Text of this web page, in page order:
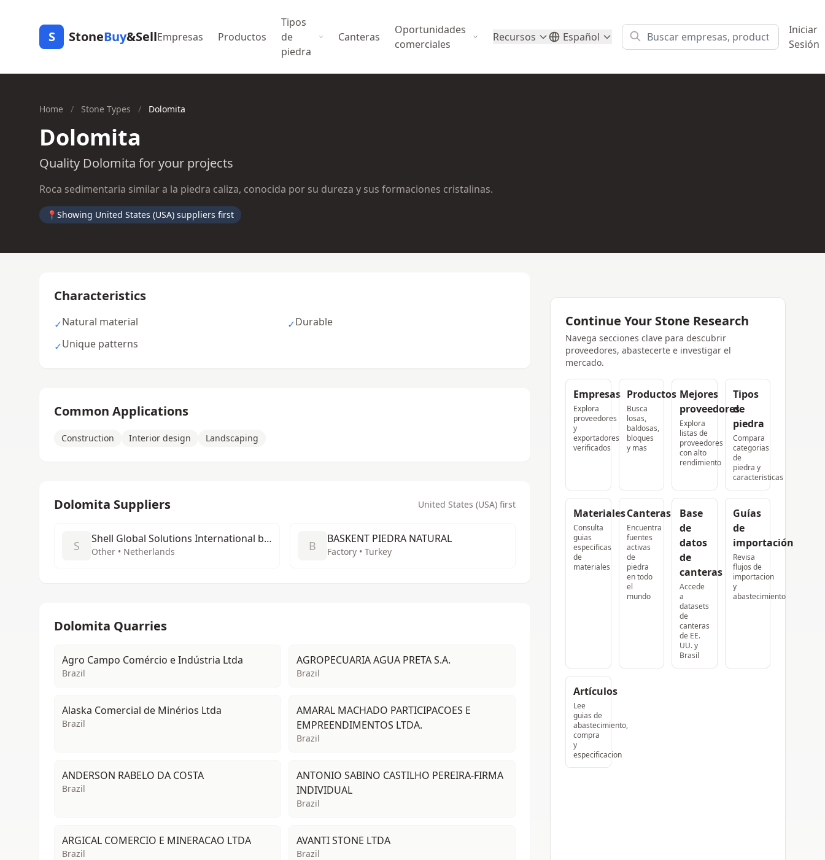
S StoneBuy&SellEmpresas Productos
Tipos
de
piedra
Canteras
Oportunidades
comerciales
Recursos Español
Iniciar
Sesión
Home / Stone Types / Dolomita
Dolomita
Quality Dolomita for your projects
Roca sedimentaria similar a la piedra caliza, conocida por su dureza y sus formaciones cristalinas.
📍 Showing United States (USA) suppliers first
Characteristics
✓Natural material ✓Durable
✓Unique patterns
Common Applications
Construction Interior design Landscaping
Dolomita Suppliers United States (USA) first
S Shell Global Solutions International b.v.
Other • Netherlands B BASKENT PIEDRA NATURAL
Factory • Turkey
Dolomita Quarries
Agro Campo Comércio e Indústria Ltda
Brazil
AGROPECUARIA AGUA PRETA S.A.
Brazil
Alaska Comercial de Minérios Ltda
Brazil
AMARAL MACHADO PARTICIPACOES E
EMPREENDIMENTOS LTDA.
Brazil
ANDERSON RABELO DA COSTA
Brazil
ANTONIO SABINO CASTILHO PEREIRA-FIRMA
INDIVIDUAL
Brazil
ARGICAL COMERCIO E MINERACAO LTDA
Brazil
AVANTI STONE LTDA
Brazil
Continue Your Stone Research
Navega secciones clave para descubrir
proveedores, abastecerte e investigar el
mercado.
Empresas
Explora
proveedores
y
exportadores
verificados
Productos
Busca
losas,
baldosas,
bloques
y mas
Mejores
proveedores
Explora
listas de
proveedores
con alto
rendimiento
Tipos
de
piedra
Compara
categorias
de
piedra y
caracteristicas
Materiales
Consulta
guias
especificas
de
materiales
Canteras
Encuentra
fuentes
activas
de
piedra
en todo
el
mundo
Base
de
datos
de
canteras
Accede
a
datasets
de
canteras
de EE.
UU. y
Brasil
Guías
de
importación
Revisa
flujos de
importacion
y
abastecimiento
Artículos
Lee
guias de
abastecimiento,
compra
y
especificacion